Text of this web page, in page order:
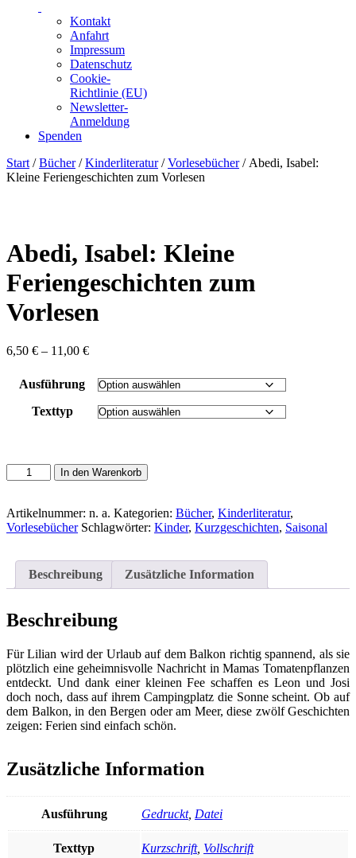
Kontakt
Anfahrt
Impressum
Datenschutz
Cookie-
Richtlinie (EU)
Newsletter-
Anmeldung
Spenden
Skip
to
Start /Bücher/Kinderliteratur/Vorlesebücher/ Abedi, Isabel:
Kleine Feriengeschichten zum Vorlesen
Abedi, Isabel: Kleine
Feriengeschichten zum
Vorlesen
6,50 € – 11,00 €Preisspanne:
bis
11,00 €
Ausführung
Texttyp
Abedi,
Isabel:
Feriengeschichten
zum
In den Warenkorb
Artikelnummer: n. a. Kategorien: Bücher, Kinderliteratur,
Vorlesebücher Schlagwörter: Kinder, Kurzgeschichten, Saisonal
Beschreibung Zusätzliche Information
Beschreibung
Für Lilian wird der Urlaub auf dem Balkon richtig spannend, als sie
plötzlich eine geheimnisvolle Nachricht in Mamas Tomatenpflanzen
entdeckt. Und dank einer kleinen Fee schaffen es Leon und Josi
doch noch, dass auf ihrem Campingplatz die Sonne scheint. Ob auf
dem Balkon, in den Bergen oder am Meer, diese zwölf Geschichten
zeigen: Ferien sind einfach schön.
Zusätzliche Information
Ausführung Gedruckt, Datei
Texttyp Kurzschrift, Vollschrift